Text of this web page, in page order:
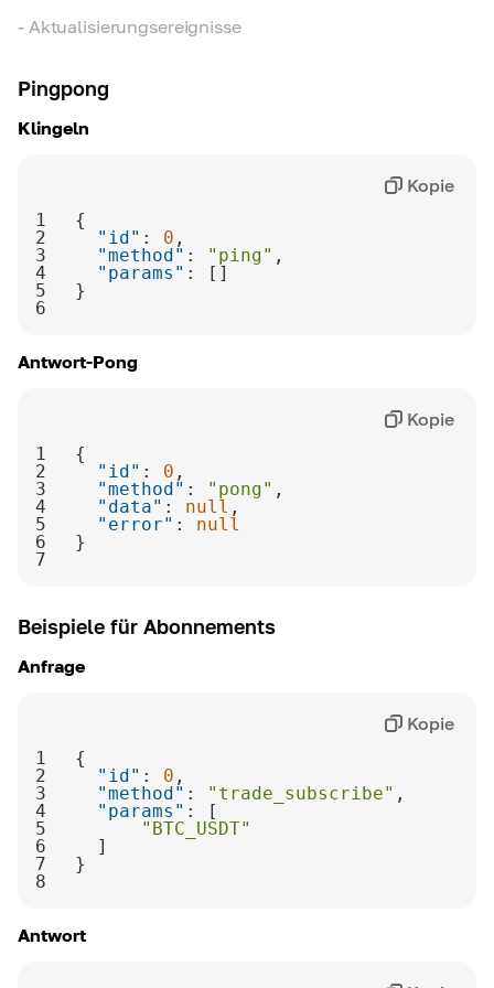
- Aktualisierungsereignisse
Pingpong
Klingeln
1
2
"id" : 0
3
"method" : "ping"
4
"params"
5
6
Kopie
Antwort-Pong
1
2
"id" : 0
3
"method" : "pong"
4
"data" : null
5
"error" : null
6
7
Kopie
Beispiele für Abonnements
Anfrage
1
2
"id" : 0
3
"method" : "trade_subscribe"
4
"params"
5
"BTC_USDT"
6
7
8
Kopie
Antwort